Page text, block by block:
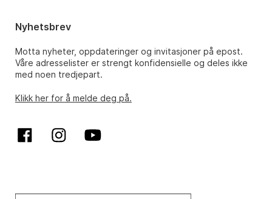
Nyhetsbrev
Motta nyheter, oppdateringer og invitasjoner på epost.
Våre adresselister er strengt konfidensielle og deles ikke
med noen tredjepart.
Klikk her for å melde deg på.